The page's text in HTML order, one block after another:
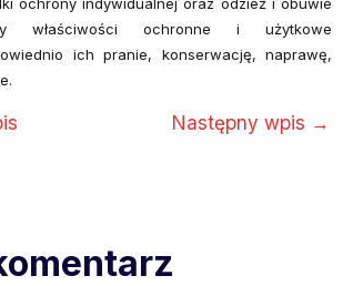
właściwości ochronne i użytkowe
ich pranie, konserwację, naprawę,
Następny wpis →